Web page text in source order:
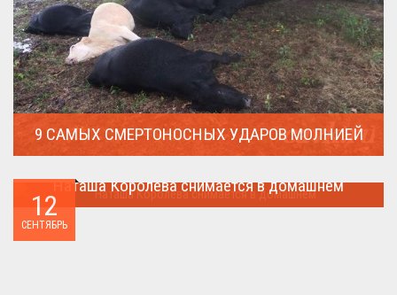
9 САМЫХ СМЕРТОНОСНЫХ УДАРОВ МОЛНИЕЙ
12
СЕНТЯБРЬ
Наташа Королева снимается в домашнем